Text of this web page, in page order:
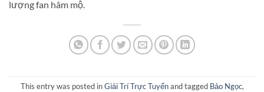
lượng fan hâm mộ.
This entry was posted inGiải Trí Trực Tuyếnand tagged Bảo Ngọc,